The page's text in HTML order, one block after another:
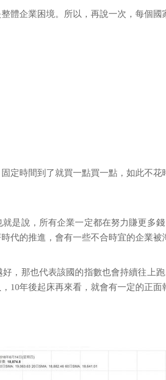
體企業困境。所以，再說一次，每個
定時間到了就買一點買一點，如此不
是說，所有企業一定都在努力賺更多
代的推進，會有一些不合時宜的企業被
，那也代表該國的指數也會持續往上
10年後起床再來看，就會有一定的正